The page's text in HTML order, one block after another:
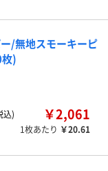
/無地スモーキーピ
)
込) ￥2,061
1枚あたり ￥20.61